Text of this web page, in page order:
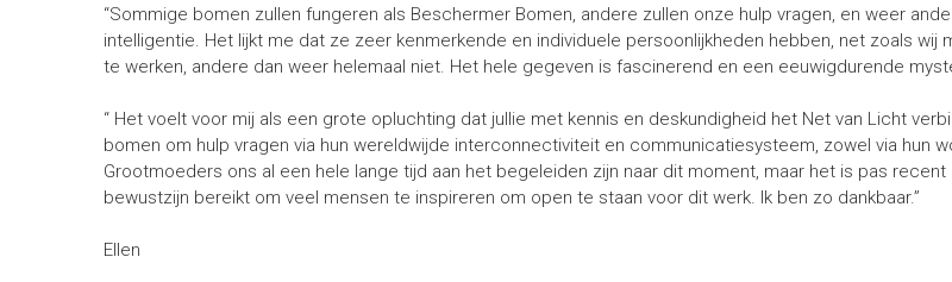
“Sommige bomen zullen fungeren als Beschermer Bomen, andere zullen onze hulp vragen, en weer
intelligentie. Het lijkt me dat ze zeer kenmerkende en individuele persoonlijkheden hebben, net zoals
te werken, andere dan weer helemaal niet. Het hele gegeven is fascinerend en een eeuwigdurende
“ Het voelt voor mij als een grote opluchting dat jullie met kennis en deskundigheid het Net van Licht
bomen om hulp vragen via hun wereldwijde interconnectiviteit en communicatiesysteem, zowel via hun
Grootmoeders ons al een hele lange tijd aan het begeleiden zijn naar dit moment, maar het is pas
bewustzijn bereikt om veel mensen te inspireren om open te staan voor dit werk. Ik ben zo dankbaar.”
Ellen